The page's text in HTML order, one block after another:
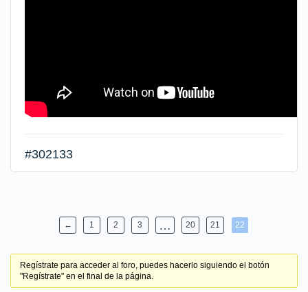
#302133
← 1 2 3 … 20 21 22
Regístrate para acceder al foro, puedes hacerlo siguiendo el botón
"Regístrate" en el final de la página.